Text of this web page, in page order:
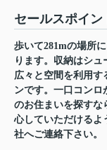
セールスポイン
歩いて281mの場所
ります。収納はシュ
広々と空間を利用す
ンです。一口コンロ
のお住まいを探すな
心していただけるよ
社へご連絡下さい。